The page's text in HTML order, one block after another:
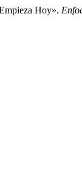
Hoy».